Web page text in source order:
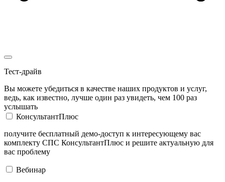
Тест-драйв
Вы можете убедиться в качестве наших продуктов и услуг,
ведь, как известно, лучше один раз увидеть, чем 100 раз
услышать
КонсультантПлюс
получите бесплатный демо-доступ к интересующему вас
комплекту СПС КонсультантПлюс и решите актуальную для
вас проблему
Вебинар